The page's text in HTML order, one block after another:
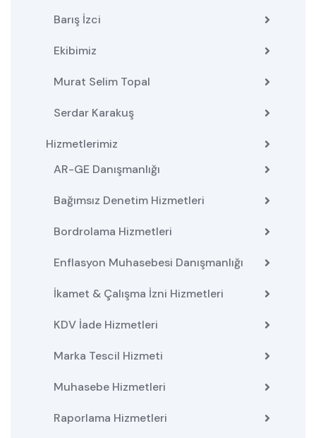
Barış İzci
Ekibimiz
Murat Selim Topal
Serdar Karakuş
Hizmetlerimiz
AR-GE Danışmanlığı
Bağımsız Denetim Hizmetleri
Bordrolama Hizmetleri
Enflasyon Muhasebesi Danışmanlığı
İkamet & Çalışma İzni Hizmetleri
KDV İade Hizmetleri
Marka Tescil Hizmeti
Muhasebe Hizmetleri
Raporlama Hizmetleri